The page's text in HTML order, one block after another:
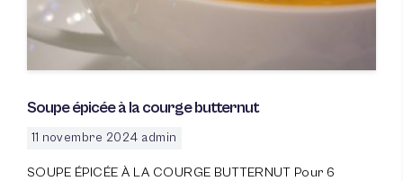
Soupe épicée à la courge butternut
11 novembre 2024 admin
SOUPE ÉPICÉE À LA COURGE BUTTERNUT Pour 6